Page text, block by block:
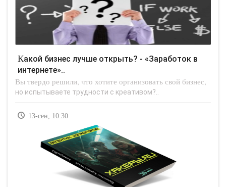
Какой бизнес лучше открыть? - «Заработок в
интернете»..
Вы твердо решили, что хотите организовать свой бизнес,
но испытываете трудности с креативом?..
13-сен, 10:30